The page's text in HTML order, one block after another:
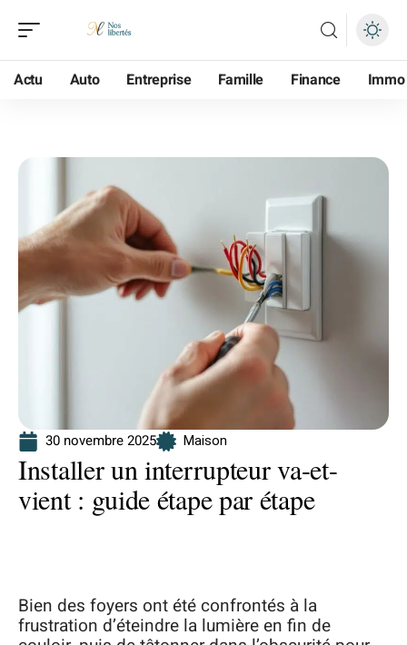
Actu Auto Entreprise Famille Finance Immo
30 novembre 2025 Maison
Installer un interrupteur va-et-
vient : guide étape par étape
Bien des foyers ont été confrontés à la
frustration d’éteindre la lumière en fin de